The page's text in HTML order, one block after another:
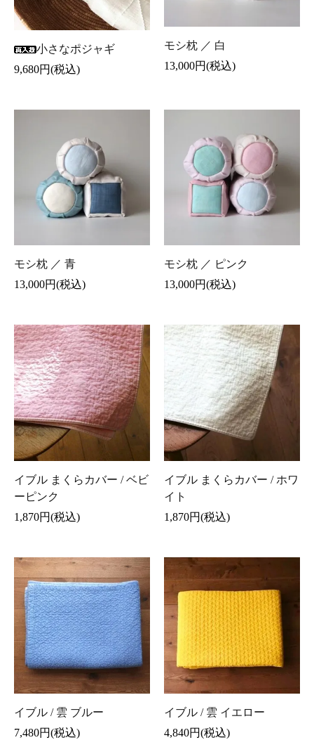
小さなポジャギ
9,680円(税込)
モシ枕 ／ 白
13,000円(税込)
モシ枕 ／ 青
13,000円(税込)
モシ枕 ／ ピンク
13,000円(税込)
イブル まくらカバー / ベビ
ーピンク
1,870円(税込)
イブル まくらカバー / ホワ
イト
1,870円(税込)
イブル / 雲 ブルー
7,480円(税込)
イブル / 雲 イエロー
4,840円(税込)